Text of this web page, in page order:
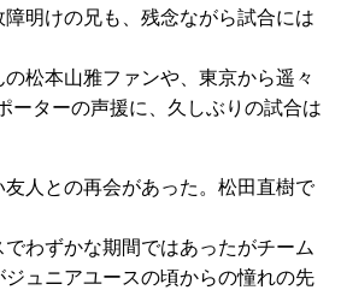
明けの兄も、残念ながら試合には
松本山雅ファンや、東京から遥々
ーターの声援に、久しぶりの試合は
人との再会があった。松田直樹で
わずかな期間ではあったがチーム
ュニアユースの頃からの憧れの先